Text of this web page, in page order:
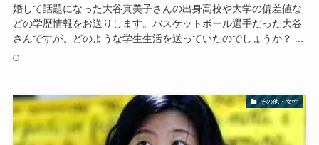
婚して話題になった大谷真美子さんの出身高校や大学の偏差値な
どの学歴情報をお送りします。バスケットボール選手だった大谷
さんですが、どのような学生生活を送っていたのでしょうか？ ...
その他・女性